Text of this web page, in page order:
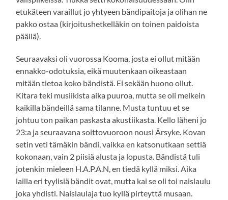
etukäteen varaillut jo yhtyeen bändipaitoja ja olihan ne
pakko ostaa (kirjoitushetkelläkin on toinen paidoista
päällä).
Seuraavaksi oli vuorossa Kooma, josta ei ollut mitään
ennakko-odotuksia, eikä muutenkaan oikeastaan
mitään tietoa koko bändistä. Ei sekään huono ollut.
Kitara teki musiikista aika puuroa, mutta se oli melkein
kaikilla bändeillä sama tilanne. Musta tuntuu et se
johtuu ton paikan paskasta akustiikasta. Kello läheni jo
23:a ja seuraavana soittovuoroon nousi Ärsyke. Kovan
setin veti tämäkin bändi, vaikka en katsonutkaan settiä
kokonaan, vain 2 piisiä alusta ja lopusta. Bändistä tuli
jotenkin mieleen H.A.P.A.N, en tiedä kyllä miksi. Aika
lailla eri tyylisiä bändit ovat, mutta kai se oli toi naislaulu
joka yhdisti. Naislaulaja tuo kyllä pirteyttä musaan.